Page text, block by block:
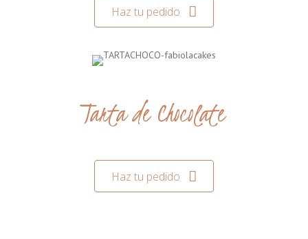
Haz tu pedido
Tarta de Chocolate
Haz tu pedido